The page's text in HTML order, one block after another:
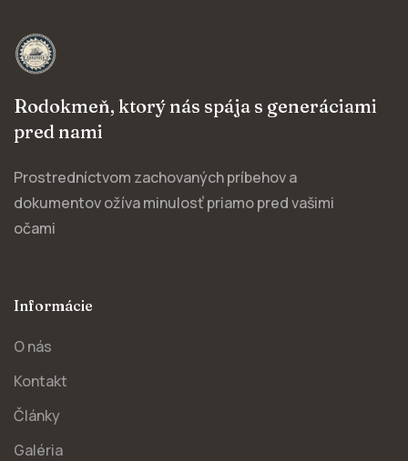
Rodokmeň, ktorý nás spája s generáciami
pred nami
Prostredníctvom zachovaných príbehov a
dokumentov ožíva minulosť priamo pred vašimi
očami
Informácie
O nás
Kontakt
Články
Galéria